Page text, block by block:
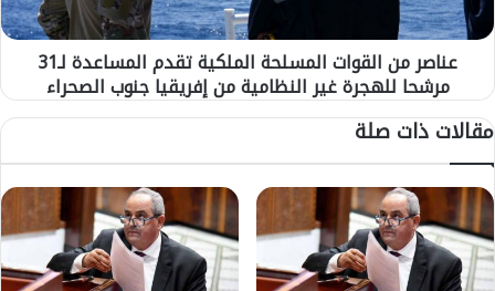
ا
ي
و
ش
ي
ل
ر
ل
و
ت
ل
م
س
ل
ح
عناصر من القوات المسلحة الملكية تقدم المساعدة لـ31
مرشحا للهجرة غير النظامية من إفريقيا جنوب الصحراء
مقالات ذات صلة